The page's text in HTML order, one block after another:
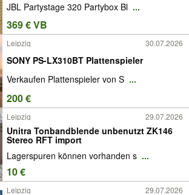
JBL Partystage 320 Partybox Bl ...
369 € VB
Leipzig 30.07.2026
SONY PS-LX310BT Plattenspieler
Verkaufen Plattenspieler von S ...
200 €
Leipzig 29.07.2026
Unitra Tonbandblende unbenutzt ZK146
Stereo RFT import
Lagerspuren können vorhanden s ...
10 €
Leipzig 29.07.2026